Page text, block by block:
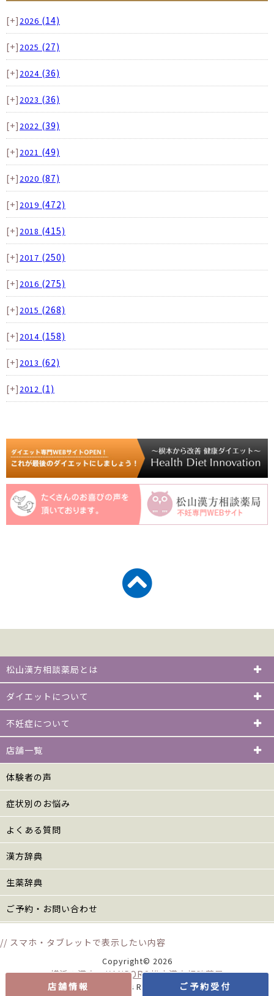
[+] 2026 (14)
[+] 2025 (27)
[+] 2024 (36)
[+] 2023 (36)
[+] 2022 (39)
[+] 2021 (49)
[+] 2020 (87)
[+] 2019 (472)
[+] 2018 (415)
[+] 2017 (250)
[+] 2016 (275)
[+] 2015 (268)
[+] 2014 (158)
[+] 2013 (62)
[+] 2012 (1)
松山漢方相談薬局とは
ダイエットについて
不妊症について
店舗一覧
体験者の声
症状別のお悩み
よくある質問
漢方辞典
生薬辞典
ご予約・お問い合わせ
// スマホ・タブレットで表示したい内容
店舗情報 ご予約受付
Copyright© 2026
横浜の漢方 KANPORO松山漢方相談薬局
All Rights Reserved.